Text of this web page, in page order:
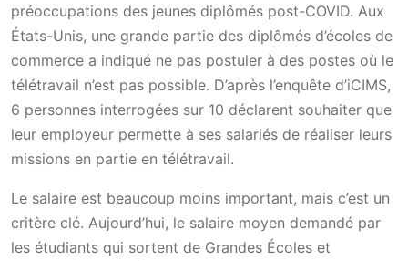
préoccupations des jeunes diplômés post-COVID. Aux
États-Unis, une grande partie des diplômés d’écoles de
commerce a indiqué ne pas postuler à des postes où le
télétravail n’est pas possible. D’après l’enquête d’iCIMS,
6 personnes interrogées sur 10 déclarent souhaiter que
leur employeur permette à ses salariés de réaliser leurs
missions en partie en télétravail.
Le salaire est beaucoup moins important, mais c’est un
critère clé. Aujourd’hui, le salaire moyen demandé par
les étudiants qui sortent de Grandes Écoles et